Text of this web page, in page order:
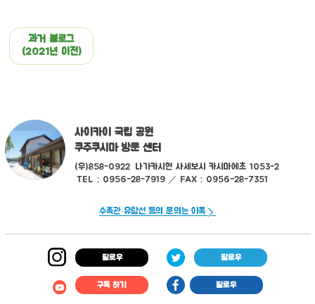
과거 블로그
(2021년 이전)
사이카이 국립 공원
쿠주쿠시마 방문 센터
(우)858-0922
나가카시현 사세보시 카시마에초 1053-2
TEL：0956-28-7919 ／ FAX：0956-28-7351
수족관·유람선 등의 문의는 이쪽
팔로우 팔로우
구독 하기 팔로우